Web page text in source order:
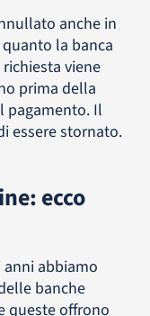
anche in
la banca
viene
prima della
pagamento. Il
essere stornato.
ecco
abbiamo
banche
queste offrono